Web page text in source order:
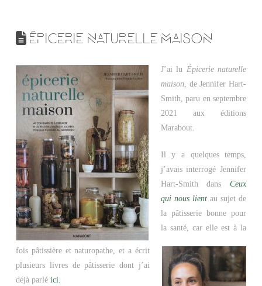
ÉPICERIE NATURELLE MAISON
J’ai lu Épicerie naturelle
maison, de Jennifer Hart-
Smith, paru en septembre
2021 aux éditions
Marabout.
Il y a quelques temps,
j’avais interrogé Jennifer
Hart-Smith dansCeux
qui nous lient au sujet de
la pâtisserie bonne pour
la santé, car elle est à la
fois pâtissière et naturopathe, et a écrit
plusieurs livres de pâtisserie dont j’ai
déjà parlé ici.